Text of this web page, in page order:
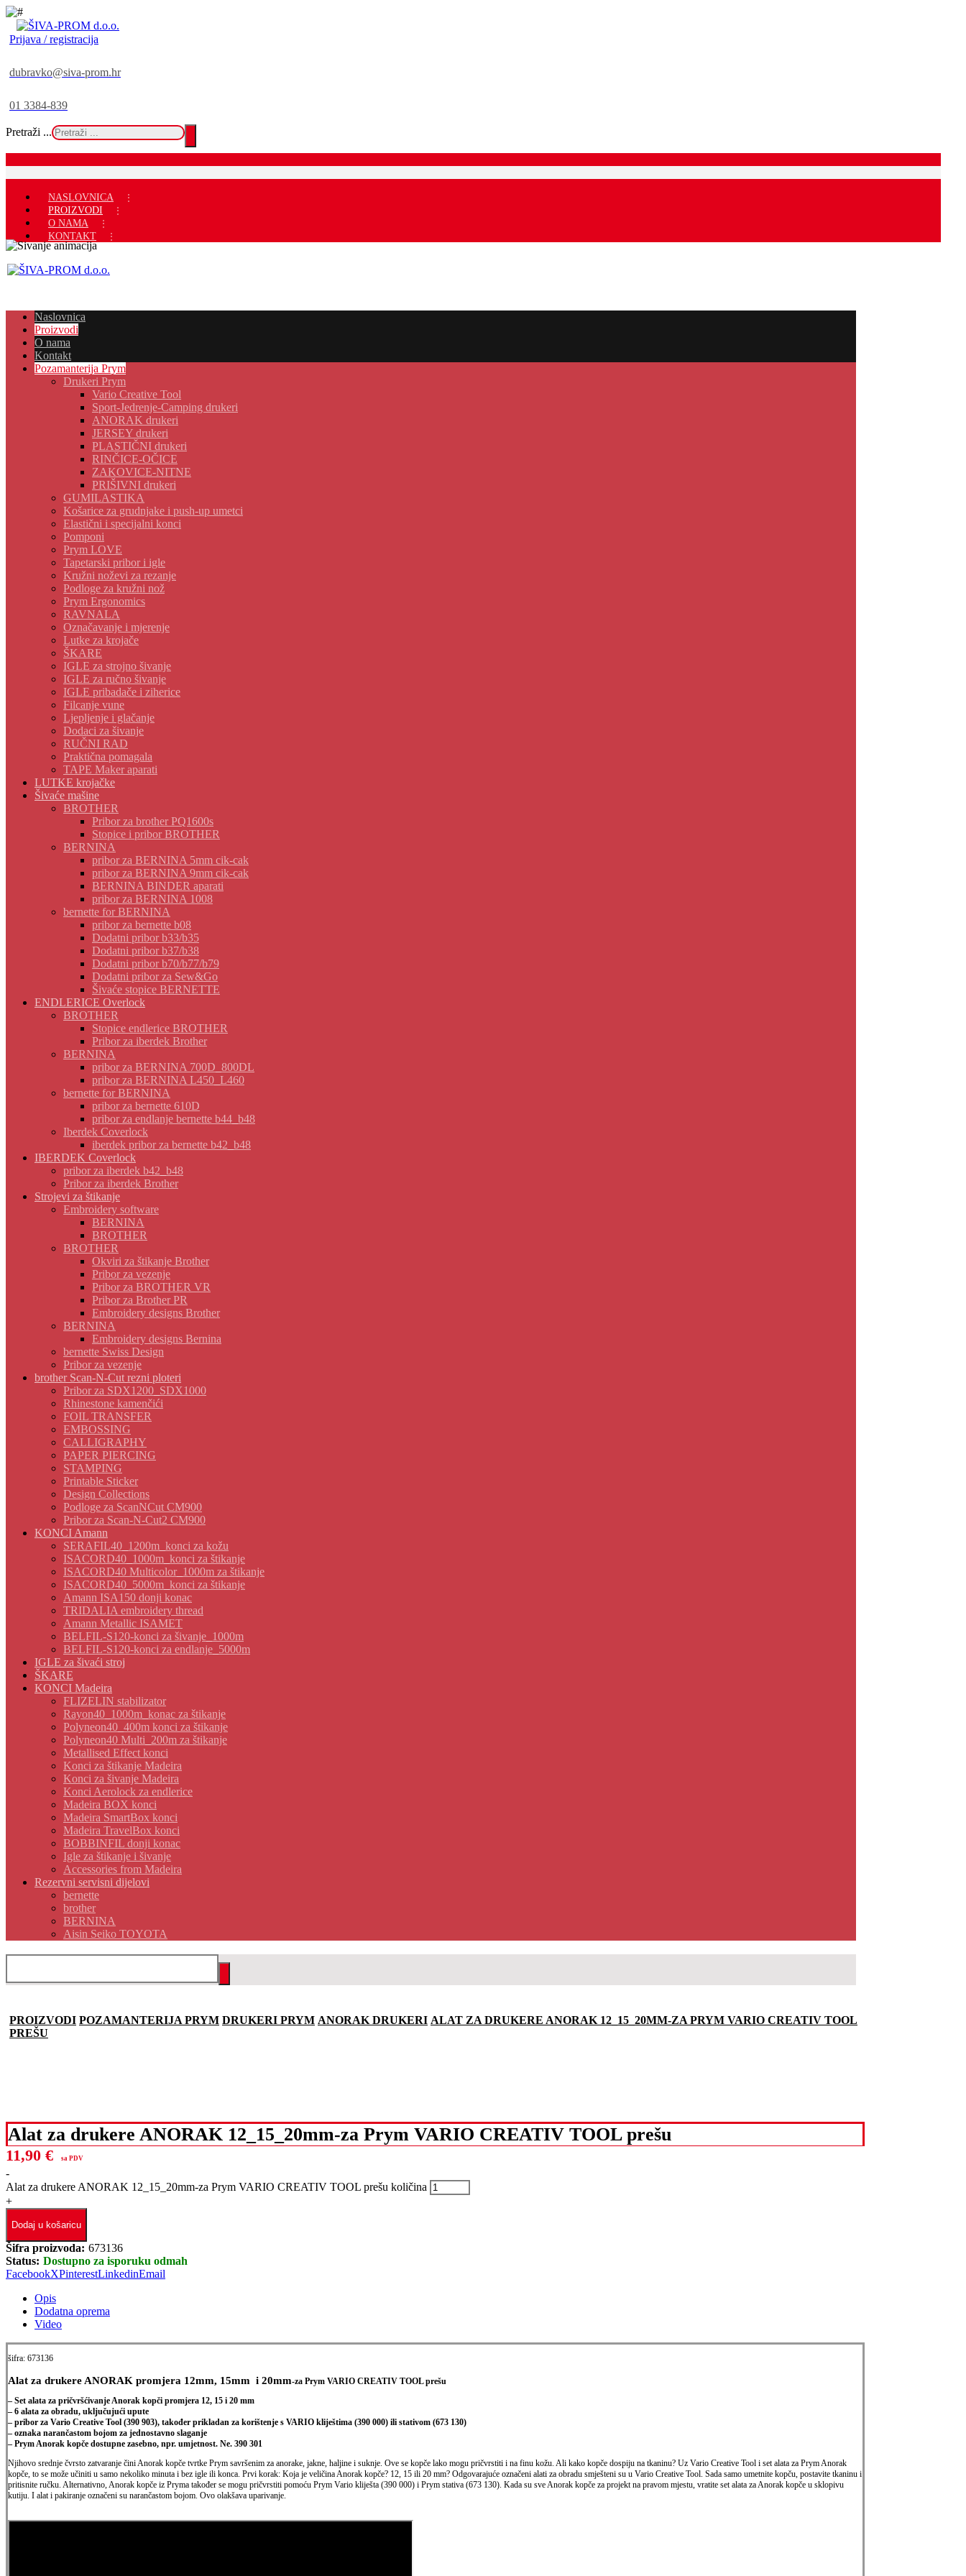
Prijava / registracija
dubravko@siva-prom.hr
01 3384-839
Pretraži ...
NASLOVNICA
PROIZVODI
O NAMA
KONTAKT
Naslovnica
Proizvodi
O nama
Kontakt
Pozamanterija Prym
Drukeri Prym
Vario Creative Tool
Sport-Jedrenje-Camping drukeri
ANORAK drukeri
JERSEY drukeri
PLASTIČNI drukeri
RINČICE-OČICE
ZAKOVICE-NITNE
PRIŠIVNI drukeri
GUMILASTIKA
Košarice za grudnjake i push-up umetci
Elastični i specijalni konci
Pomponi
Prym LOVE
Tapetarski pribor i igle
Kružni noževi za rezanje
Podloge za kružni nož
Prym Ergonomics
RAVNALA
Označavanje i mjerenje
Lutke za krojače
ŠKARE
IGLE za strojno šivanje
IGLE za ručno šivanje
IGLE pribadače i ziherice
Filcanje vune
Ljepljenje i glačanje
Dodaci za šivanje
RUČNI RAD
Praktična pomagala
TAPE Maker aparati
LUTKE krojačke
Šivaće mašine
BROTHER
Pribor za brother PQ1600s
Stopice i pribor BROTHER
BERNINA
pribor za BERNINA 5mm cik-cak
pribor za BERNINA 9mm cik-cak
BERNINA BINDER aparati
pribor za BERNINA 1008
bernette for BERNINA
pribor za bernette b08
Dodatni pribor b33/b35
Dodatni pribor b37/b38
Dodatni pribor b70/b77/b79
Dodatni pribor za Sew&Go
Šivaće stopice BERNETTE
ENDLERICE Overlock
BROTHER
Stopice endlerice BROTHER
Pribor za iberdek Brother
BERNINA
pribor za BERNINA 700D_800DL
pribor za BERNINA L450_L460
bernette for BERNINA
pribor za bernette 610D
pribor za endlanje bernette b44_b48
Iberdek Coverlock
iberdek pribor za bernette b42_b48
IBERDEK Coverlock
pribor za iberdek b42_b48
Pribor za iberdek Brother
Strojevi za štikanje
Embroidery software
BERNINA
BROTHER
BROTHER
Okviri za štikanje Brother
Pribor za vezenje
Pribor za BROTHER VR
Pribor za Brother PR
Embroidery designs Brother
BERNINA
Embroidery designs Bernina
bernette Swiss Design
Pribor za vezenje
brother Scan-N-Cut rezni ploteri
Pribor za SDX1200_SDX1000
Rhinestone kamenčići
FOIL TRANSFER
EMBOSSING
CALLIGRAPHY
PAPER PIERCING
STAMPING
Printable Sticker
Design Collections
Podloge za ScanNCut CM900
Pribor za Scan-N-Cut2 CM900
KONCI Amann
SERAFIL40_1200m_konci za kožu
ISACORD40_1000m_konci za štikanje
ISACORD40 Multicolor_1000m za štikanje
ISACORD40_5000m_konci za štikanje
Amann ISA150 donji konac
TRIDALIA embroidery thread
Amann Metallic ISAMET
BELFIL-S120-konci za šivanje_1000m
BELFIL-S120-konci za endlanje_5000m
IGLE za šivaći stroj
ŠKARE
KONCI Madeira
FLIZELIN stabilizator
Rayon40_1000m_konac za štikanje
Polyneon40_400m konci za štikanje
Polyneon40 Multi_200m za štikanje
Metallised Effect konci
Konci za štikanje Madeira
Konci za šivanje Madeira
Konci Aerolock za endlerice
Madeira BOX konci
Madeira SmartBox konci
Madeira TravelBox konci
BOBBINFIL donji konac
Igle za štikanje i šivanje
Accessories from Madeira
Rezervni servisni dijelovi
bernette
brother
BERNINA
Aisin Seiko TOYOTA
PROIZVODI POZAMANTERIJA PRYM DRUKERI PRYM ANORAK DRUKERI ALAT ZA DRUKERE ANORAK 12_15_20MM-ZA PRYM VARIO CREATIV TOOL
PREŠU
Alat za drukere ANORAK 12_15_20mm-za Prym VARIO CREATIV TOOL prešu
11,90 € sa PDV
-
Alat za drukere ANORAK 12_15_20mm-za Prym VARIO CREATIV TOOL prešu količina
+
Dodaj u košaricu
Šifra proizvoda: 673136
Status: Dostupno za isporuku odmah
FacebookXPinterestLinkedinEmail
Opis
Dodatna oprema
Video
šifra: 673136
Alat za drukere ANORAK promjera 12mm, 15mm i 20mm-za Prym VARIO CREATIV TOOL prešu
– Set alata za pričvršćivanje Anorak kopči promjera 12, 15 i 20 mm
– 6 alata za obradu, uključujući upute
– pribor za Vario Creative Tool (390 903), također prikladan za korištenje s VARIO kliještima (390 000) ili stativom (673 130)
– oznaka narančastom bojom za jednostavno slaganje
– Prym Anorak kopče dostupne zasebno, npr. umjetnost. Ne. 390 301
Njihovo srednje čvrsto zatvaranje čini Anorak kopče tvrtke Prym savršenim za anorake, jakne, haljine i suknje. Ove se kopče lako mogu pričvrstiti i na finu kožu. Ali kako kopče dospiju na tkaninu? Uz Vario Creative Tool i set alata za Prym Anorak
kopče, to se može učiniti u samo nekoliko minuta i bez igle ili konca. Prvi korak: Koja je veličina Anorak kopče? 12, 15 ili 20 mm? Odgovarajuće označeni alati za obradu smješteni su u Vario Creative Tool. Sada samo umetnite kopču, postavite tkaninu i
pritisnite ručku. Alternativno, Anorak kopče iz Pryma također se mogu pričvrstiti pomoću Prym Vario kliješta (390 000) i Prym stativa (673 130). Kada su sve Anorak kopče za projekt na pravom mjestu, vratite set alata za Anorak kopče u sklopivu
kutiju. I alat i pakiranje označeni su narančastom bojom. Ovo olakšava uparivanje.